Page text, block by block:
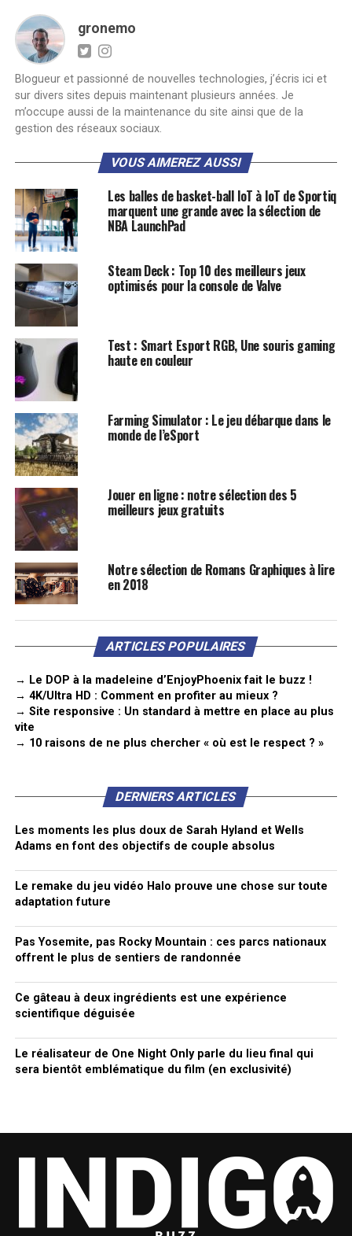
gronemo
Blogueur et passionné de nouvelles technologies, j’écris ici et
sur divers sites depuis maintenant plusieurs années. Je
m’occupe aussi de la maintenance du site ainsi que de la
gestion des réseaux sociaux.
VOUS AIMEREZ AUSSI
Les balles de basket-ball IoT à IoT de Sportiq
marquent une grande avec la sélection de
NBA LaunchPad
Steam Deck : Top 10 des meilleurs jeux
optimisés pour la console de Valve
Test : Smart Esport RGB, Une souris gaming
haute en couleur
Farming Simulator : Le jeu débarque dans le
monde de l’eSport
Jouer en ligne : notre sélection des 5
meilleurs jeux gratuits
Notre sélection de Romans Graphiques à lire
en 2018
ARTICLES POPULAIRES
→ Le DOP à la madeleine d’EnjoyPhoenix fait le buzz !
→ 4K/Ultra HD : Comment en profiter au mieux ?
→ Site responsive : Un standard à mettre en place au plus
vite
→ 10 raisons de ne plus chercher « où est le respect ? »
DERNIERS ARTICLES
Les moments les plus doux de Sarah Hyland et Wells
Adams en font des objectifs de couple absolus
Le remake du jeu vidéo Halo prouve une chose sur toute
adaptation future
Pas Yosemite, pas Rocky Mountain : ces parcs nationaux
offrent le plus de sentiers de randonnée
Ce gâteau à deux ingrédients est une expérience
scientifique déguisée
Le réalisateur de One Night Only parle du lieu final qui
sera bientôt emblématique du film (en exclusivité)